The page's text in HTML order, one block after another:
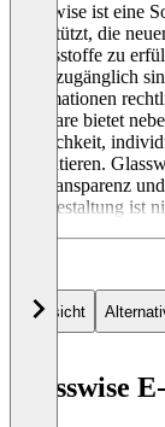
Glasswise ist eine
unterstützt, die
Inhaltsstoffe zu
Code zugänglich
Informationen
Software bietet
Möglichkeit,
präsentieren.
um Transparenz
Preisgestaltung ist
Übersicht
Glasswise